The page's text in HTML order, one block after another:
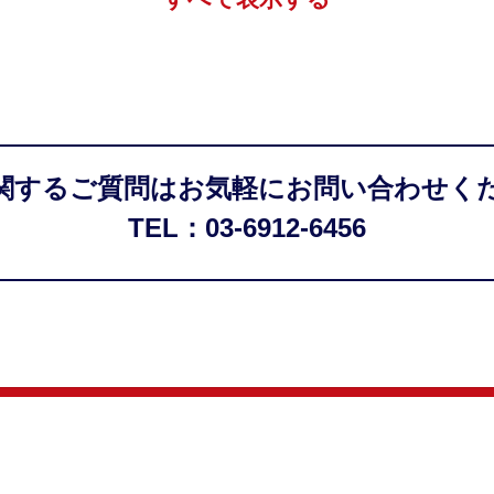
するご質問はお気軽にお問い合わせく
TEL：03-6912-6456